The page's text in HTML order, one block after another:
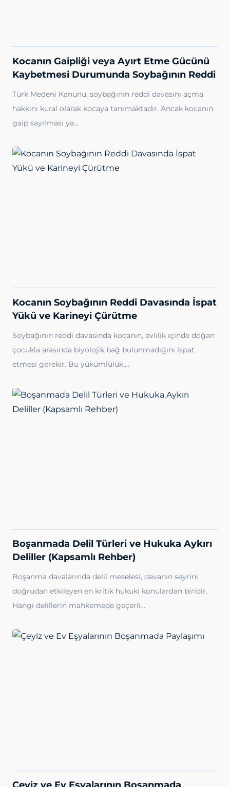
Kocanın Gaipliği veya Ayırt Etme Gücünü
Kaybetmesi Durumunda Soybağının Reddi
Türk Medeni Kanunu, soybağının reddi davasını açma
hakkını kural olarak kocaya tanımaktadır. Ancak kocanın
gaip sayılması ya…
Kocanın Soybağının Reddi Davasında İspat
Yükü ve Karineyi Çürütme
Soybağının reddi davasında kocanın, evlilik içinde doğan
çocukla arasında biyolojik bağ bulunmadığını ispat
etmesi gerekir. Bu yükümlülük,…
Boşanmada Delil Türleri ve Hukuka Aykırı
Deliller (Kapsamlı Rehber)
Boşanma davalarında delil meselesi, davanın seyrini
doğrudan etkileyen en kritik hukuki konulardan biridir.
Hangi delillerin mahkemede geçerli…
Çeyiz ve Ev Eşyalarının Boşanmada